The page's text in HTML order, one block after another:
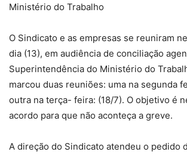
Ministério do Trabalho
O Sindicato e as empresas se reuniram
dia (13), em audiência de conciliação
Superintendência do Ministério do
marcou duas reuniões: uma na segunda
outra na terça- feira: (18/7). O objetivo é
acordo para que não aconteça a greve.
A direção do Sindicato atendeu o pedido